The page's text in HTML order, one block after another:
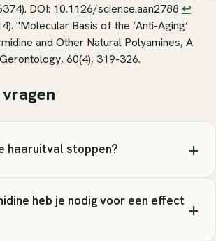
DOI: 10.1126/science.aan2788 ↩
"Molecular Basis of the ‘Anti-Aging’
and Other Natural Polyamines, A
Gerontology, 60(4), 319-326.
haaruitval stoppen? +
heb je nodig voor een effect +